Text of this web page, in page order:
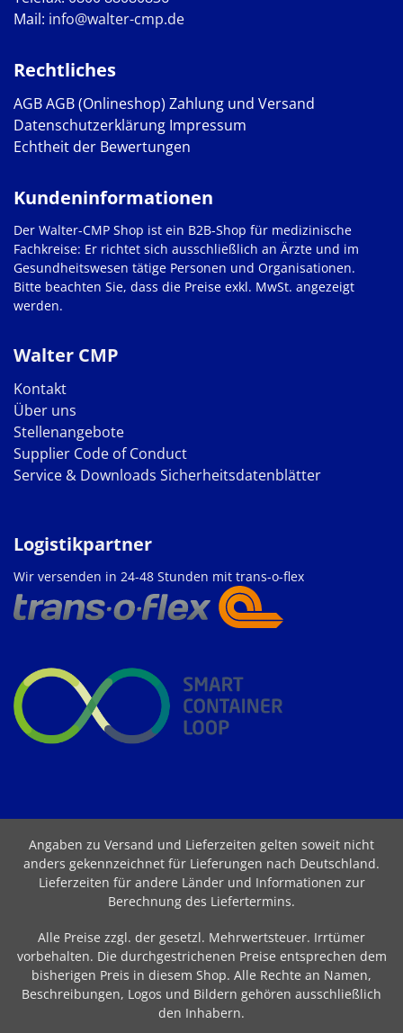
Mail: info@walter-cmp.de
Rechtliches
AGBAGB (Onlineshop) Zahlung und Versand
Datenschutzerklärung Impressum
Echtheit der Bewertungen
Walter CMP
Kontakt
Über uns
Stellenangebote
Supplier Code of Conduct
Service & Downloads Sicherheitsdatenblätter
Kundeninformationen
Der Walter-CMP Shop ist ein B2B-Shop für medizinische
Fachkreise: Er richtet sich ausschließlich an Ärzte und im
Gesundheitswesen tätige Personen und Organisationen.
Bitte beachten Sie, dass die Preise exkl. MwSt. angezeigt
werden.
Logistikpartner
Wir versenden in 24-48 Stunden mit trans-o-flex
Angaben zu Versand und Lieferzeiten gelten soweit nicht
anders gekennzeichnet für Lieferungen nach Deutschland.
Lieferzeiten für andere Länder und Informationen zur
Berechnung des Liefertermins.
Alle Preise zzgl. der gesetzl. Mehrwertsteuer. Irrtümer
vorbehalten. Die durchgestrichenen Preise entsprechen dem
bisherigen Preis in diesem Shop. Alle Rechte an Namen,
Beschreibungen, Logos und Bildern gehören ausschließlich
den Inhabern.